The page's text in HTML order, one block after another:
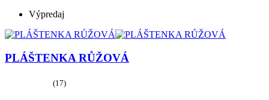
Výpredaj
PLÁŠTENKA RŮŽOVÁ
(17)